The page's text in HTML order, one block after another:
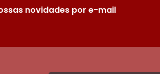
novidades por e-mail